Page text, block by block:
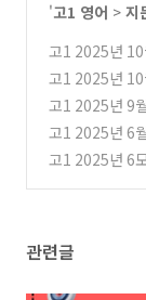
'고1 영어 > 지
고1 2025년 10
(0)
고1 2025년 10
(0)
고1 2025년 9
(0)
고1 2025년 6
(0)
고1 2025년 6
관련글